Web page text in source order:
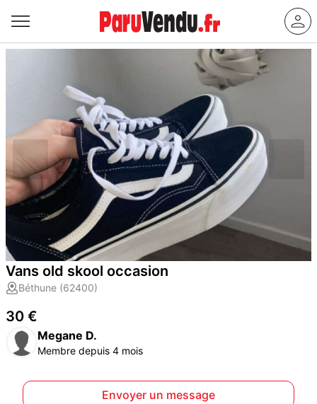
Vans old skool occasion
Béthune (62400)
30 €
Megane D.
Membre depuis 4 mois
Envoyer un message